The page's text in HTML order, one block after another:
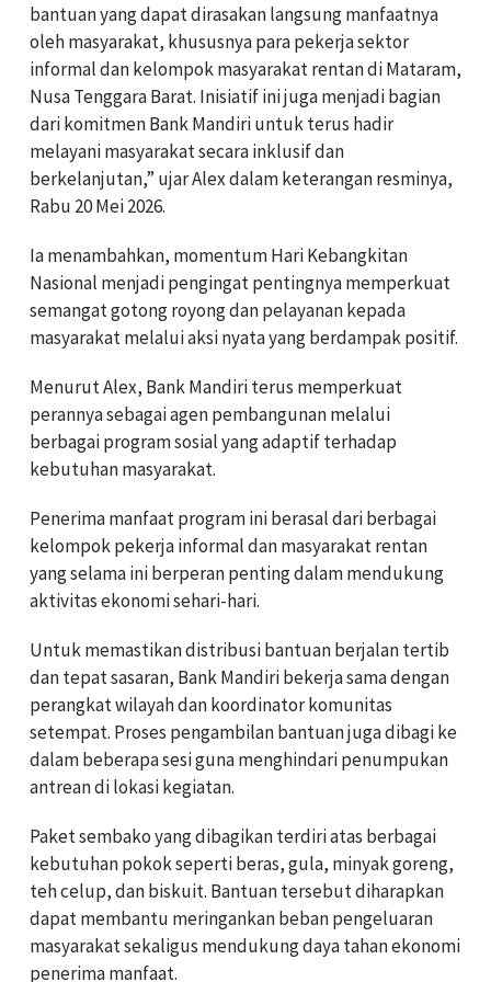
bantuan yang dapat dirasakan langsung manfaatnya
oleh masyarakat, khususnya para pekerja sektor
informal dan kelompok masyarakat rentan di Mataram,
Nusa Tenggara Barat. Inisiatif ini juga menjadi bagian
dari komitmen Bank Mandiri untuk terus hadir
melayani masyarakat secara inklusif dan
berkelanjutan,” ujar Alex dalam keterangan resminya,
Rabu 20 Mei 2026.
Ia menambahkan, momentum Hari Kebangkitan
Nasional menjadi pengingat pentingnya memperkuat
semangat gotong royong dan pelayanan kepada
masyarakat melalui aksi nyata yang berdampak positif.
Menurut Alex, Bank Mandiri terus memperkuat
perannya sebagai agen pembangunan melalui
berbagai program sosial yang adaptif terhadap
kebutuhan masyarakat.
Penerima manfaat program ini berasal dari berbagai
kelompok pekerja informal dan masyarakat rentan
yang selama ini berperan penting dalam mendukung
aktivitas ekonomi sehari-hari.
Untuk memastikan distribusi bantuan berjalan tertib
dan tepat sasaran, Bank Mandiri bekerja sama dengan
perangkat wilayah dan koordinator komunitas
setempat. Proses pengambilan bantuan juga dibagi ke
dalam beberapa sesi guna menghindari penumpukan
antrean di lokasi kegiatan.
Paket sembako yang dibagikan terdiri atas berbagai
kebutuhan pokok seperti beras, gula, minyak goreng,
teh celup, dan biskuit. Bantuan tersebut diharapkan
dapat membantu meringankan beban pengeluaran
masyarakat sekaligus mendukung daya tahan ekonomi
penerima manfaat.